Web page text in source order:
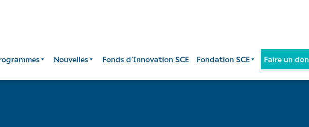
Nouvelles Fonds d’Innovation SCE Fondation SCE Faire un don